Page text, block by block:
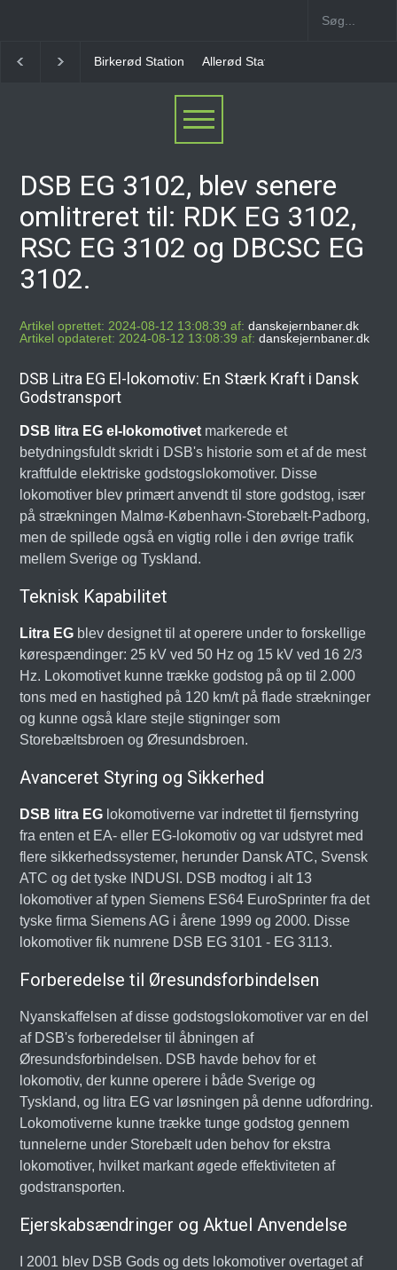
Allerød Station Favrholm Station
DSB EG 3102, blev senere
omlitreret til: RDK EG 3102,
RSC EG 3102 og DBCSC EG
3102.
Artikel oprettet: 2024-08-12 13:08:39 af: danskejernbaner.dk
Artikel opdateret: 2024-08-12 13:08:39 af: danskejernbaner.dk
DSB Litra EG El-lokomotiv: En Stærk Kraft i Dansk
Godstransport
DSB litra EG el-lokomotivet markerede et
betydningsfuldt skridt i DSB's historie som et af de mest
kraftfulde elektriske godstogslokomotiver. Disse
lokomotiver blev primært anvendt til store godstog, især
på strækningen Malmø-København-Storebælt-Padborg,
men de spillede også en vigtig rolle i den øvrige trafik
mellem Sverige og Tyskland.
Teknisk Kapabilitet
Litra EG blev designet til at operere under to forskellige
kørespændinger: 25 kV ved 50 Hz og 15 kV ved 16 2/3
Hz. Lokomotivet kunne trække godstog på op til 2.000
tons med en hastighed på 120 km/t på flade strækninger
og kunne også klare stejle stigninger som
Storebæltsbroen og Øresundsbroen.
Avanceret Styring og Sikkerhed
DSB litra EG lokomotiverne var indrettet til fjernstyring
fra enten et EA- eller EG-lokomotiv og var udstyret med
flere sikkerhedssystemer, herunder Dansk ATC, Svensk
ATC og det tyske INDUSI. DSB modtog i alt 13
lokomotiver af typen Siemens ES64 EuroSprinter fra det
tyske firma Siemens AG i årene 1999 og 2000. Disse
lokomotiver fik numrene DSB EG 3101 - EG 3113.
Forberedelse til Øresundsforbindelsen
Nyanskaffelsen af disse godstogslokomotiver var en del
af DSB's forberedelser til åbningen af
Øresundsforbindelsen. DSB havde behov for et
lokomotiv, der kunne operere i både Sverige og
Tyskland, og litra EG var løsningen på denne udfordring.
Lokomotiverne kunne trække tunge godstog gennem
tunnelerne under Storebælt uden behov for ekstra
lokomotiver, hvilket markant øgede effektiviteten af
godstransporten.
Ejerskabsændringer og Aktuel Anvendelse
I 2001 blev DSB Gods og dets lokomotiver overtaget af